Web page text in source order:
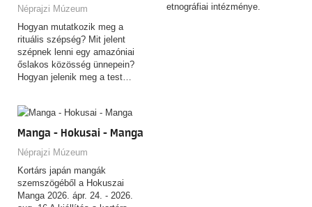
Néprajzi Múzeum
Hogyan mutatkozik meg a
rituális szépség? Mit jelent
szépnek lenni egy amazóniai
őslakos közösség ünnepein?
Hogyan jelenik meg a test…
etnográfiai intézménye.
Manga - Hokusai - Manga
Néprajzi Múzeum
Kortárs japán mangák
szemszögéből a Hokuszai
Manga 2026. ápr. 24. - 2026.